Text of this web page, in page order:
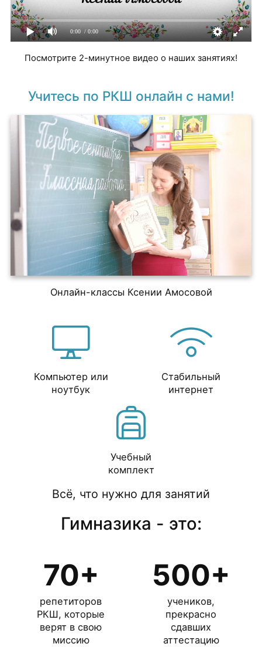
0:00 / 0:00
​Посмотрите 2-минутное видео о наших занятиях!
Учитесь по РКШ онлайн с нами!
Онлайн-классы Ксении Амосовой
Компьютер или
ноутбук
Стабильный
интернет
Учебный
комплект
Всё, что нужно для занятий
Гимназика - это:
70+
репетиторов
РКШ, которые
верят в свою
миссию
500+
учеников,
прекрасно
сдавших
аттестацию